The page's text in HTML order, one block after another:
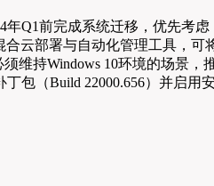
年Q1前完成系统迁移，优先考虑
合云部署与自动化管理工具，可
维持Windows 10环境的场景，
包（Build 22000.656）并启用